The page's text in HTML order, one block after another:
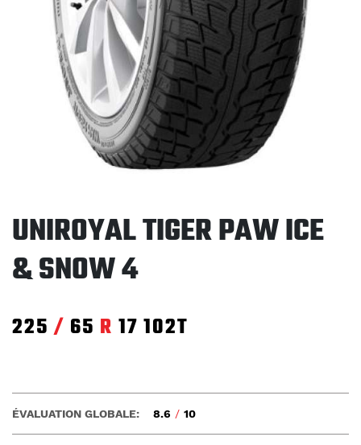
UNIROYAL TIGER PAW ICE
& SNOW 4
225 / 65 R 17 102T
ÉVALUATION GLOBALE: 8.6 / 10